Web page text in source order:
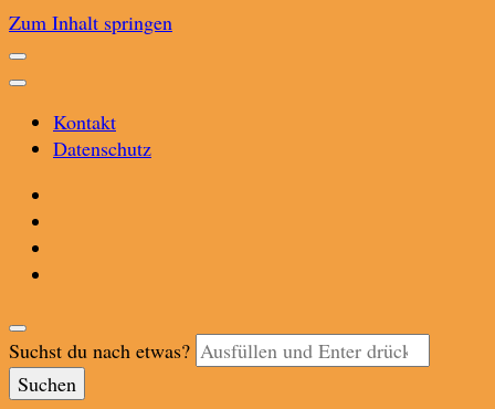
Zum Inhalt springen
Kontakt
Datenschutz
Suchst du nach etwas?